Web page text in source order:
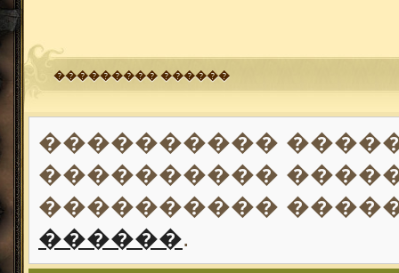
��������� ������
����������
����������
����������
������.